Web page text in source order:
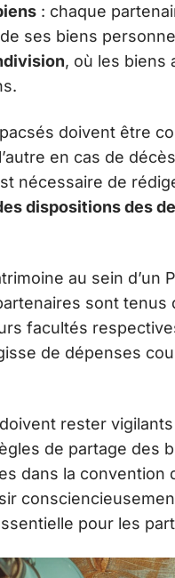
: chaque
ses biens
, où les biens
doivent être
en cas de
nécessaire de
dispositions des
au sein d’un
sont tenus
facultés
de dépenses
rester
de partage des
dans la convention
pour les